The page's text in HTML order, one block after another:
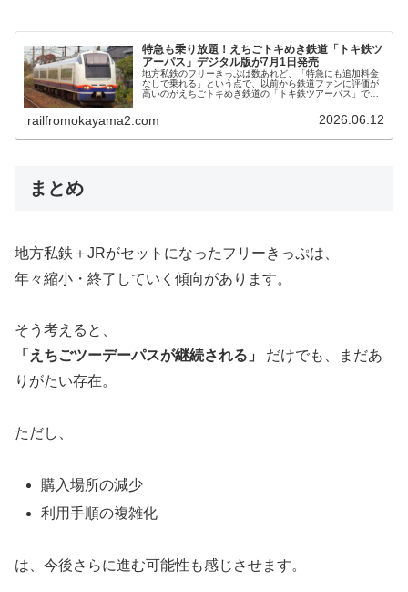
特急も乗り放題！えちごトキめき鉄道「トキ鉄ツ
アーパス」デジタル版が7月1日発売
地方私鉄のフリーきっぷは数あれど、「特急にも追加料金
なしで乗れる」という点で、以前から鉄道ファンに評価が
高いのがえちごトキめき鉄道の「トキ鉄ツアーパス」で
railfromokayama2.com 2026.06.12
まとめ
地方私鉄＋JRがセットになったフリーきっぷは、
年々縮小・終了していく傾向があります。
そう考えると、
「えちごツーデーパスが継続される」
だけでも、まだあ
りがたい存在。
ただし、
購入場所の減少
利用手順の複雑化
は、今後さらに進む可能性も感じさせます。